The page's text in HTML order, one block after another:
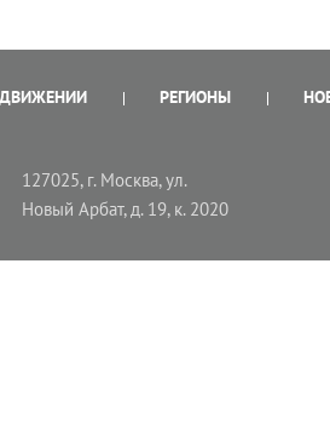
РЕГИОНЫ
127025, г. Москва, ул.
Новый Арбат, д. 19, к. 2020